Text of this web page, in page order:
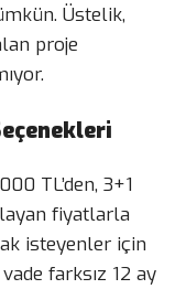
Üstelik,
proje
TL’den, 3+1
fiyatlarla
isteyenler için
farksız 12 ay